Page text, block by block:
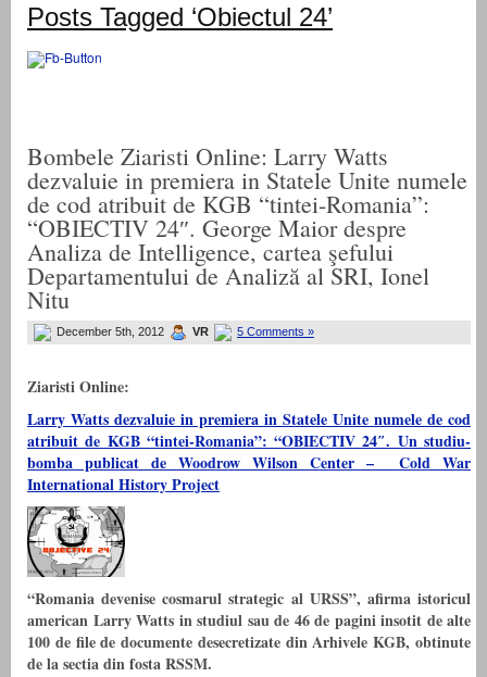
Posts Tagged ‘Obiectul 24’
Bombele Ziaristi Online: Larry Watts
dezvaluie in premiera in Statele Unite numele
de cod atribuit de KGB “tintei-Romania”:
“OBIECTIV 24″. George Maior despre
Analiza de Intelligence, cartea şefului
Departamentului de Analiză al SRI, Ionel
Nitu
December 5th, 2012 VR 5 Comments »
Ziaristi Online:
Larry Watts dezvaluie in premiera in Statele Unite numele de cod
atribuit de KGB “tintei-Romania”: “OBIECTIV 24″. Un studiu-
bomba publicat de Woodrow Wilson Center – Cold War
International History Project
“Romania devenise cosmarul strategic al URSS”, afirma istoricul
american Larry Watts in studiul sau de 46 de pagini insotit de alte
100 de file de documente desecretizate din Arhivele KGB, obtinute
de la sectia din fosta RSSM.